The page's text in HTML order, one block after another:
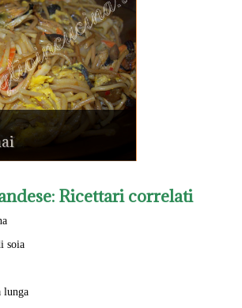
: Ricettari correlati
soia
lunga